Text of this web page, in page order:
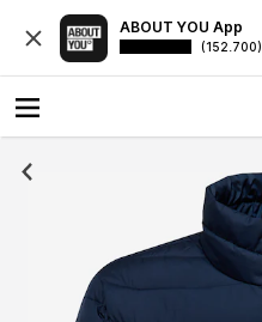
ABOUT YOU App
(152.700)